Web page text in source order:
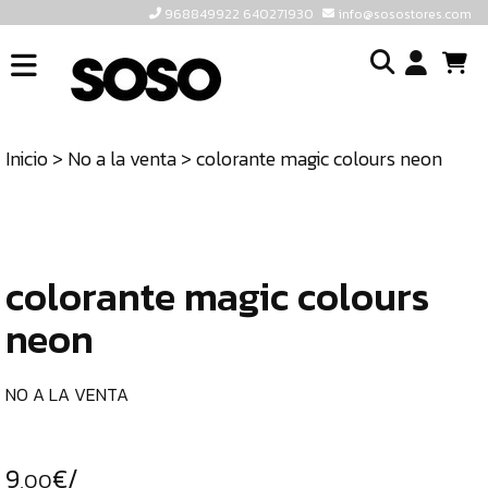
968849922 640271930 info@sosostores.com
INICIO
TIENDA
640271930
INFO@SOSOSTORES.COM
Inicio> No a la venta> colorante magic colours neon
colorante magic colours
neon
NO A LA VENTA
9,00€/